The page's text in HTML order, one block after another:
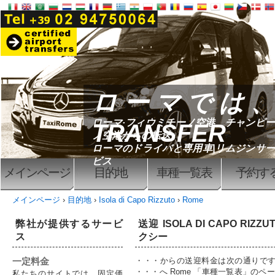
ローマでは、
TRANSFER
ローマ·フィウミチーノ空港、チャンピー
ノ空港からの転送
ローマのドライバと専用車|リムジンサー
ビス
メインページ 目的地 車種一覧表 予約す
メインページ › 目的地 › Isola di Capo Rizzuto › Rome
送迎 ISOLA DI CAPO
クシー
・・・からの送迎料金は次の通りで
・・・へ Rome 「車種一覧表」のペ
弊社が提供するサービ
ス
一定料金